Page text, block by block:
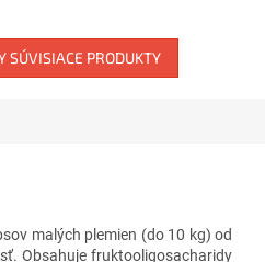
SÚVISIACE PRODUKTY
malých plemien (do 10 kg) od
Obsahuje fruktooligosacharidy